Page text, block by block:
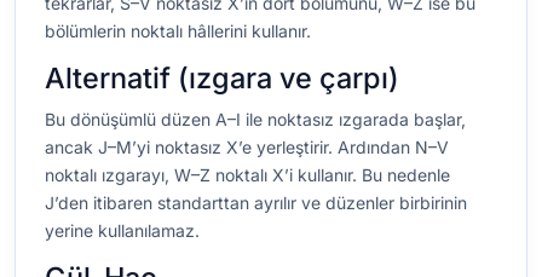
bölümlerin noktalı hâllerini kullanır.
Alternatif (ızgara ve çarpı)
Bu dönüşümlü düzen A–I ile noktasız ızgarada başlar,
ancak J–M’yi noktasız X’e yerleştirir. Ardından N–V
noktalı ızgarayı, W–Z noktalı X’i kullanır. Bu nedenle
J’den itibaren standarttan ayrılır ve düzenler birbirinin
yerine kullanılamaz.